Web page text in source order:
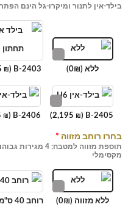
בילד-אין לתנור ומיקרו-גל הינם
ללא (0₪) B-2403 (
₪
B-2405 (
2,195 ₪
)
B-2406 (
₪
בחרו רוחב מזווה *
תוספת מזווה
מקסימלי
ללא מזווה (0₪) רוחב 40 ס"מ (